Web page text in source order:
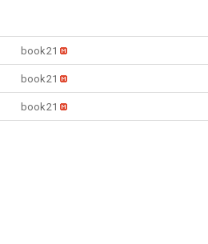
book21
book21
book21